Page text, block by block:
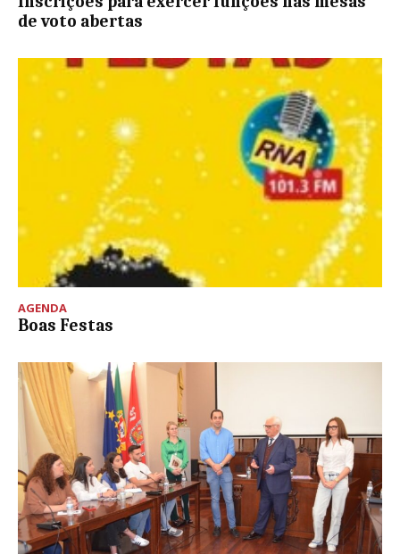
de voto abertas
AGENDA
Boas Festas